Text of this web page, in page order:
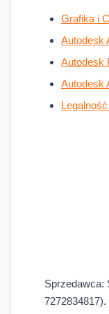
Grafika i
Autodesk
Autodesk
Autodesk
Sprzedawca:
7272834817).